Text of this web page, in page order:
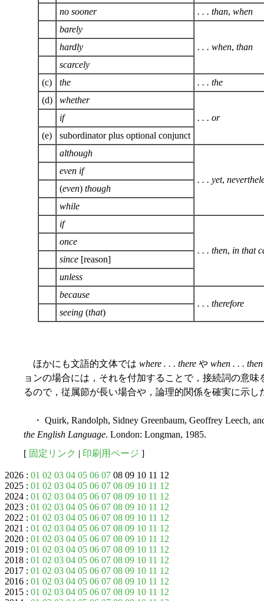
no sooner
. . . than, when
barely
. . . when, than
hardly
scarcely
(c)
the
. . . the
(d)
whether
. . . or
if
(e)
subordinator plus optional conjunct
although
. . . yet,
even if
(even) though
while
if
. . . then, in that
once
since [reason]
unless
because
. . . therefore
seeing (that)
ほかにも文語的文体では where . . . there や when . . . then
ョンの場合には，それを付加することで，接続詞の意
るので，従属節が長い場合や，論理的関係を確実に示し
・ Quirk, Randolph, Sidney Greenbaum, Geoffrey Leech,
the English Language. London: Longman, 1985.
[ 固定リンク | 印刷用ページ ]
2026 : 01 02 03 04 05 06 07 08 09 10 11 12
2025 : 01 02 03 04 05 06 07 08 09 10 11 12
2024 : 01 02 03 04 05 06 07 08 09 10 11 12
2023 : 01 02 03 04 05 06 07 08 09 10 11 12
2022 : 01 02 03 04 05 06 07 08 09 10 11 12
2021 : 01 02 03 04 05 06 07 08 09 10 11 12
2020 : 01 02 03 04 05 06 07 08 09 10 11 12
2019 : 01 02 03 04 05 06 07 08 09 10 11 12
2018 : 01 02 03 04 05 06 07 08 09 10 11 12
2017 : 01 02 03 04 05 06 07 08 09 10 11 12
2016 : 01 02 03 04 05 06 07 08 09 10 11 12
2015 : 01 02 03 04 05 06 07 08 09 10 11 12